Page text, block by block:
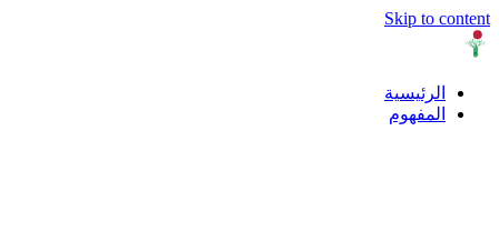
Skip to content
الرئيسية
المفهوم